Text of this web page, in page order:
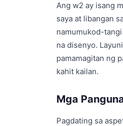
Ang w2 ay isang
saya at libangan
namumukod-
na disenyo.
pamamagitan ng
kahit kailan.
Mga
Pagdating sa